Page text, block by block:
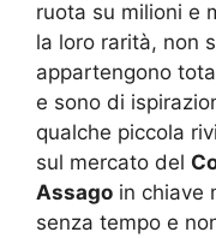
ruota su milioni e
la loro rarità, non
appartengono
e sono di
qualche piccola
sul mercato del
Assago in chiave
senza tempo e